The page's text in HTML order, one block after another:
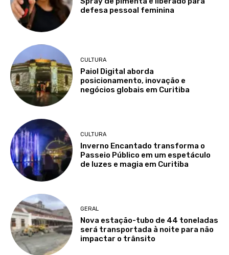
defesa pessoal feminina
CULTURA
Paiol Digital aborda
posicionamento, inovação e
negócios globais em Curitiba
CULTURA
Inverno Encantado transforma o
Passeio Público em um espetáculo
de luzes e magia em Curitiba
GERAL
Nova estação-tubo de 44 toneladas
será transportada à noite para não
impactar o trânsito